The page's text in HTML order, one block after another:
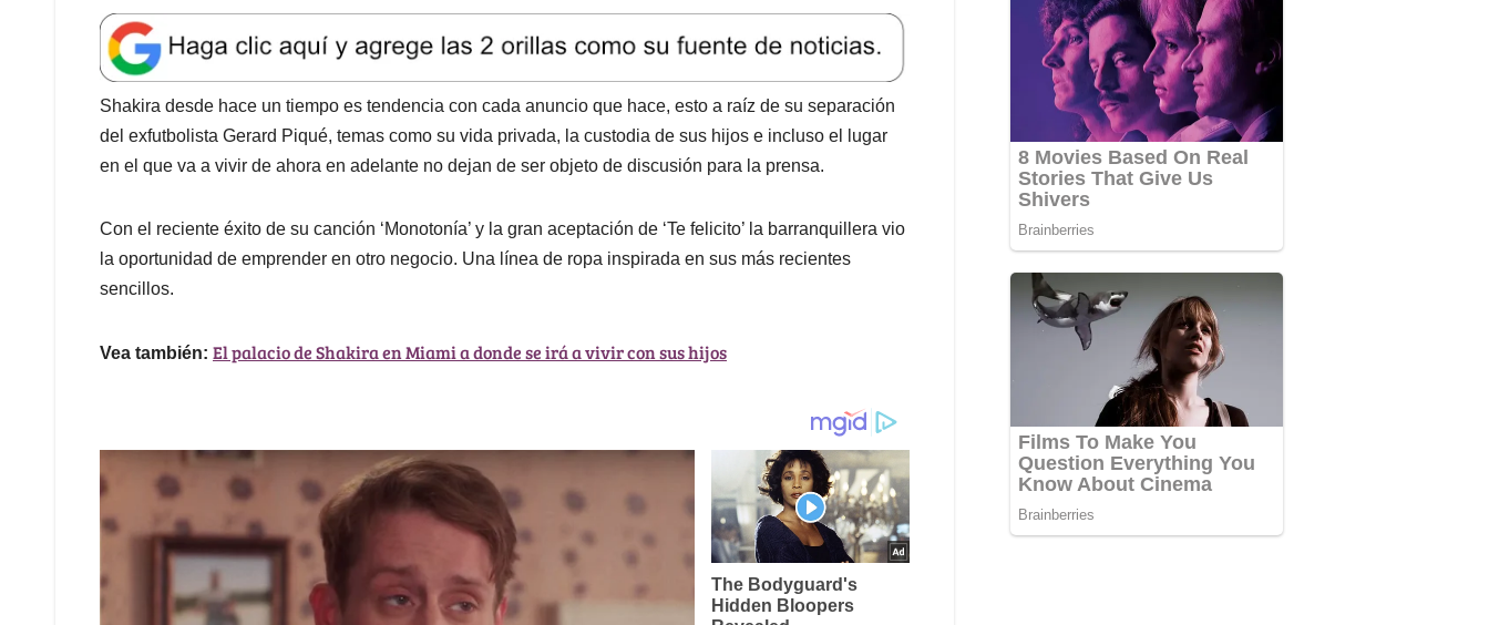
a
t
s
A
p
p
e
b
o
o
k
k
e
d
I
n
l
e
a
d
s
Shakira desde hace un tiempo es tendencia con cada anuncio que hace, esto a raíz de su separación
del exfutbolista Gerard Piqué, temas como su vida privada, la custodia de sus hijos e incluso el lugar
en el que va a vivir de ahora en adelante no dejan de ser objeto de discusión para la prensa.
Con el reciente éxito de su canción ‘Monotonía’ y la gran aceptación de ‘Te felicito’ la barranquillera vio
la oportunidad de emprender en otro negocio. Una línea de ropa inspirada en sus más recientes
sencillos.
Vea también: El palacio de Shakira en Miami a donde se irá a vivir con sus hijos